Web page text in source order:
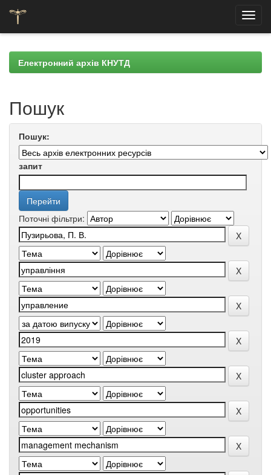
navigationЕлектронний архів КНУТД
Пошук
Пошук:
запит
Поточні фільтри: